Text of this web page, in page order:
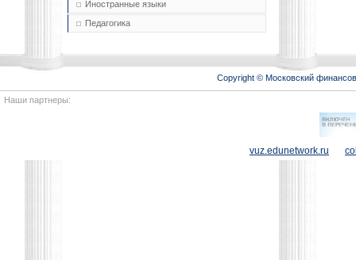
Иностранные языки
Педагогика
Copyright © Московский
Наши партнеры:
vuz.edunetwork.ru